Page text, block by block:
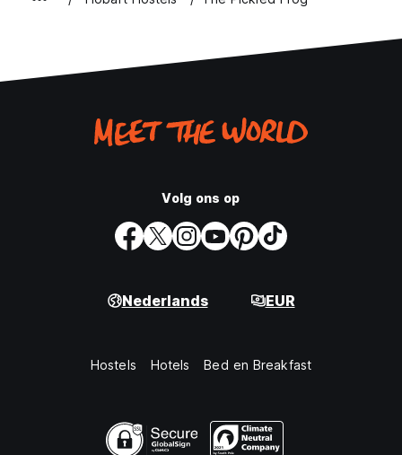
Volg ons op
Nederlands EUR
Hostels Hotels Bed en Breakfast